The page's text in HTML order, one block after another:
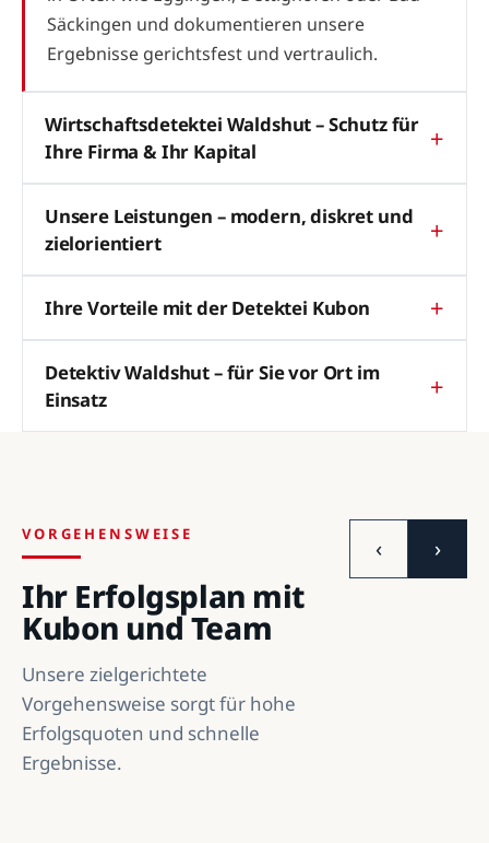
Säckingen und dokumentieren unsere
Ergebnisse gerichtsfest und vertraulich.
Wirtschaftsdetektei Waldshut – Schutz für
Ihre Firma & Ihr Kapital
Unsere Leistungen – modern, diskret und
zielorientiert
Ihre Vorteile mit der Detektei Kubon
Detektiv Waldshut – für Sie vor Ort im
Einsatz
VORGEHENSWEISE
Ihr Erfolgsplan mit
Kubon und Team
Unsere zielgerichtete
Vorgehensweise sorgt für hohe
Erfolgsquoten und schnelle
Ergebnisse.
‹ ›